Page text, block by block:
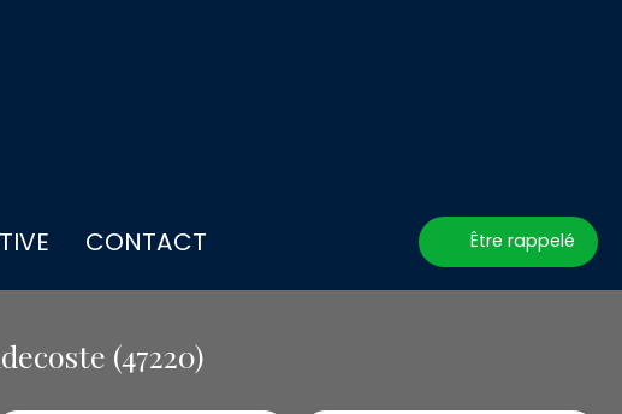
CONTACT Être rappelé
(47220)